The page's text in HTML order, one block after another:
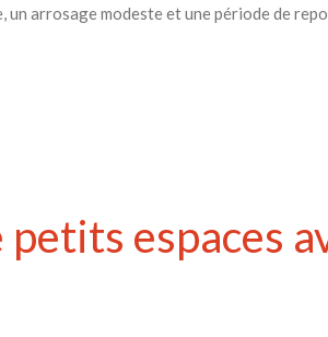
un arrosage modeste et une période de
espaces